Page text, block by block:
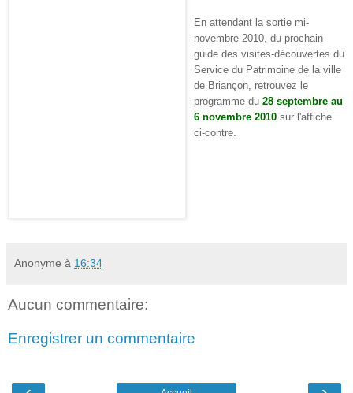
En attendant la sortie mi-
novembre 2010, du prochain
guide des visites-découvertes du
Service du Patrimoine de la ville
de Briançon, retrouvez le
programme du 28 septembre au
6 novembre 2010 sur l'affiche
ci-contre.
Anonyme à 16:34
Aucun commentaire:
Enregistrer un commentaire